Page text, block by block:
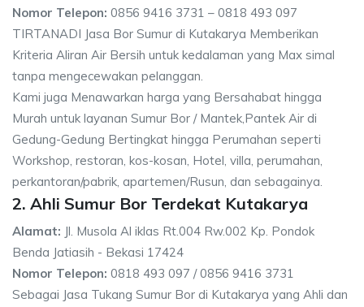
Nomor Telepon: 0856 9416 3731 – 0818 493 097
TIRTANADI Jasa Bor Sumur di Kutakarya Memberikan
Kriteria Aliran Air Bersih untuk kedalaman yang Max simal
tanpa mengecewakan pelanggan.
Kami juga Menawarkan harga yang Bersahabat hingga
Murah untuk layanan Sumur Bor / Mantek,Pantek Air di
Gedung-Gedung Bertingkat hingga Perumahan seperti
Workshop, restoran, kos-kosan, Hotel, villa, perumahan,
perkantoran/pabrik, apartemen/Rusun, dan sebagainya.
2. Ahli Sumur Bor Terdekat Kutakarya
Alamat: Jl. Musola Al iklas Rt.004 Rw.002 Kp. Pondok
Benda Jatiasih - Bekasi 17424
Nomor Telepon: 0818 493 097 / 0856 9416 3731
Sebagai Jasa Tukang Sumur Bor di Kutakarya yang Ahli dan